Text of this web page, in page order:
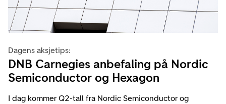
Dagens aksjetips:
DNB Carnegies anbefaling på Nordic
Semiconductor og Hexagon
I dag kommer Q2-tall fra Nordic Semiconductor og